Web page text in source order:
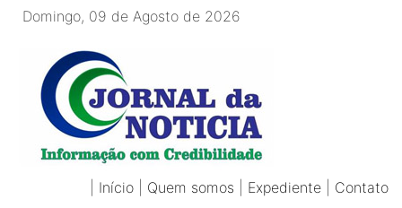
Domingo, 09 de Agosto de 2026
Início Quem somos Expediente Contato